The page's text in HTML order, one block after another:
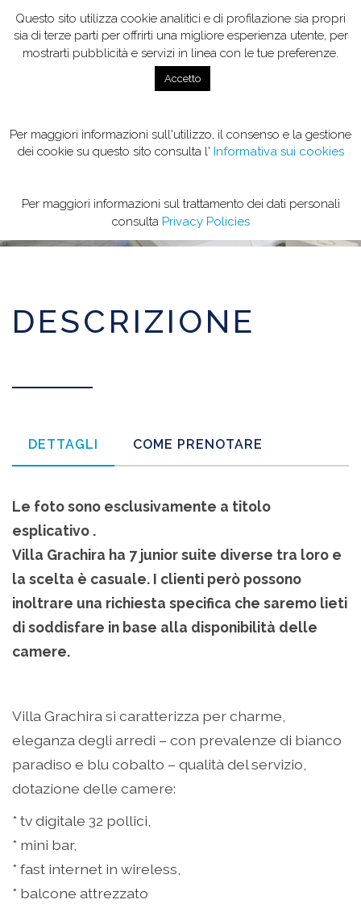
JUNIOR SUITE
DESCRIZIONE
DETTAGLI COME PRENOTARE
Le foto sono esclusivamente a titolo
esplicativo .
Villa Grachira ha 7 junior suite diverse tra loro e
la scelta è casuale. I clienti però possono
inoltrare una richiesta specifica che saremo lieti
di soddisfare in base alla disponibilità delle
camere.
Villa Grachira si caratterizza per charme,
eleganza degli arredi – con prevalenze di bianco
paradiso e blu cobalto – qualità del servizio,
dotazione delle camere:
* tv digitale 32 pollici,
* mini bar,
* fast internet in wireless,
* balcone attrezzato
Questo sito utilizza cookie analitici e di profilazione sia propri
sia di terze parti per offrirti una migliore esperienza utente, per
mostrarti pubblicità e servizi in linea con le tue preferenze.
Accetto
Per maggiori informazioni sull'utilizzo, il consenso e la gestione
dei cookie su questo sito consulta l' Informativa sui cookies
Per maggiori informazioni sul trattamento dei dati personali
consulta Privacy Policies